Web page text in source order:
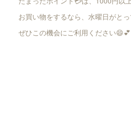
お買い物をするなら、水曜日がと
ぜひこの機会にご利用ください😄💕